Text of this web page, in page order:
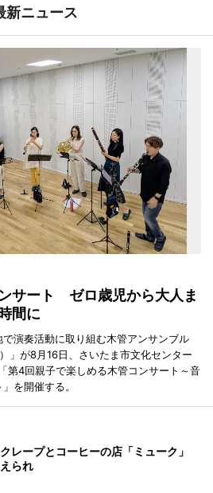
新ニュース
サート ゼロ歳児から大人ま
間に
演奏活動に取り組む木管アンサンブル
」が8月16日、さいたま市文化センター
第4回親子で楽しめる木管コンサート～音
を開催する。
レープとコーヒーの店「ミューク」
られ